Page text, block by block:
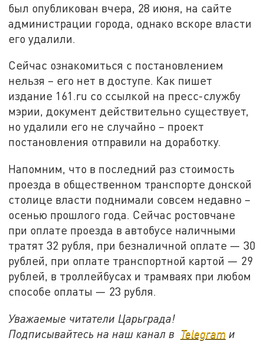
был опубликован вчера, 28 июня, на сайте
администрации города, однако вскоре власти
его удалили.
Сейчас ознакомиться с постановлением
нельзя – его нет в доступе. Как пишет
издание 161.ru со ссылкой на пресс-службу
мэрии, документ действительно существует,
но удалили его не случайно – проект
постановления отправили на доработку.
Напомним, что в последний раз стоимость
проезда в общественном транспорте донской
столице власти поднимали совсем недавно –
осенью прошлого года. Сейчас ростовчане
при оплате проезда в автобусе наличными
тратят 32 рубля, при безналичной оплате — 30
рублей, при оплате транспортной картой — 29
рублей, в троллейбусах и трамваях при любом
способе оплаты — 23 рубля.
Уважаемые читатели Царьграда!
Подписывайтесь на наш канал в Telegram и